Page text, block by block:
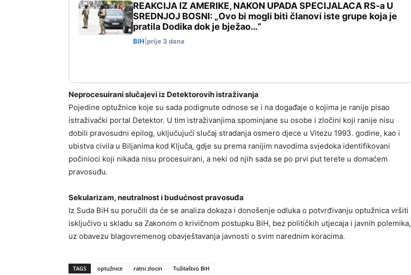
REAKCIJA IZ AMERIKE, NAKON UPADA SPECIJALACA RS-a U
SREDNJOJ BOSNI: „Ovo bi mogli biti članovi iste grupe koja je
pratila Dodika dok je bježao…“
BIH prije 3 dana
Neprocesuirani slučajevi iz Detektorovih istraživanja
Pojedine optužnice koje su sada podignute odnose se i na događaje o kojima je ranije pisao
istraživački portal Detektor. U tim istraživanjima spominjane su osobe i zločini koji ranije nisu
dobili pravosudni epilog, uključujući slučaj stradanja osmero djece u Vitezu 1993. godine, kao i
ubistva civila u Biljanima kod Ključa, gdje su prema ranijim navodima svjedoka identifikovani
počinioci koji nikada nisu procesuirani, a neki od njih sada se po prvi put terete u domaćem
pravosuđu.
Sekularizam, neutralnost i budućnost pravosuđa
Iz Suda BiH su poručili da će se analiza dokaza i donošenje odluka o potvrđivanju optužnica vršiti
isključivo u skladu sa Zakonom o krivičnom postupku BiH, bez političkih utjecaja i javnih polemika,
uz obavezu blagovremenog obavještavanja javnosti o svim narednim koracima.
TAGS optužnice ratni zlocin Tužilaštvo BiH